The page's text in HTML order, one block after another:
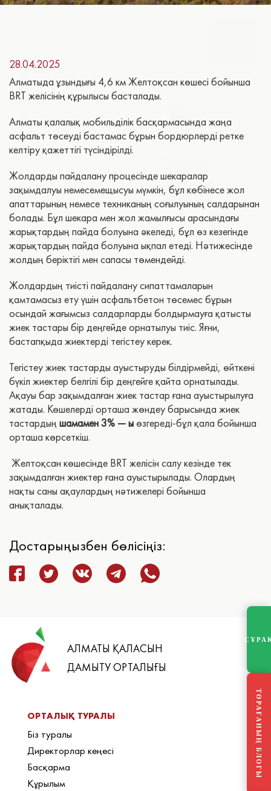
28.04.2025
Алматыда ұзындығы 4,6 км Желтоқсан көшесі бойынша
BRT желісінің құрылысы басталады.
Алматы қалалық мобильділік басқармасында жаңа
асфальт төсеуді бастамас бұрын бордюрлерді ретке
келтіру қажеттігі түсіндірілді.
Жолдарды пайдалану процесінде шекаралар
зақымдалуы немесемещысуы мүмкін, бұл көбінесе жол
апаттарының немесе техниканың соғылуының салдарынан
болады. Бұл шекара мен жол жамылғысы арасындағы
жарықтардың пайда болуына әкеледі, бұл өз кезегінде
жарықтардың пайда болуына ықпал етеді. Нәтижесінде
жолдың беріктігі мен сапасы төмендейді.
Жолдардың тиісті пайдалану сипаттамаларын
қамтамасыз ету үшін асфальтбетон төсемес бұрын
осындай жағымсыз салдарларды болдырмауға қатысты
жиек тастары бір деңгейде орнатылуы тиіс. Яғни,
бастапқыда жиектерді тегістеу керек.
Тегістеу жиек тастарды ауыстыруды білдірмейді, өйткені
бүкіл жиектер белгілі бір деңгейге қайта орнатылады.
Ақауы бар зақымдалған жиек тастар ғана ауыстырылуға
жатады. Көшелерді орташа жөндеу барысында жиек
тастардың шамамен 3% — ы өзгереді-бұл қала бойынша
орташа көрсеткіш.
Желтоқсан көшесінде BRT желісін салу кезінде тек
зақымдалған жиектер ғана ауыстырылады. Олардың
нақты саны ақаулардың нәтижелері бойынша
анықталады.
Достарыңызбен бөлісіңіз:
АЛМАТЫ ҚАЛАСЫН
ДАМЫТУ ОРТАЛЫҒЫ
ОРТАЛЫҚ ТУРАЛЫ
Біз туралы
Директорлар кеңесі
Басқарма
Құрылым
ТӨРАҒАНЫҢ БЛОГЫ